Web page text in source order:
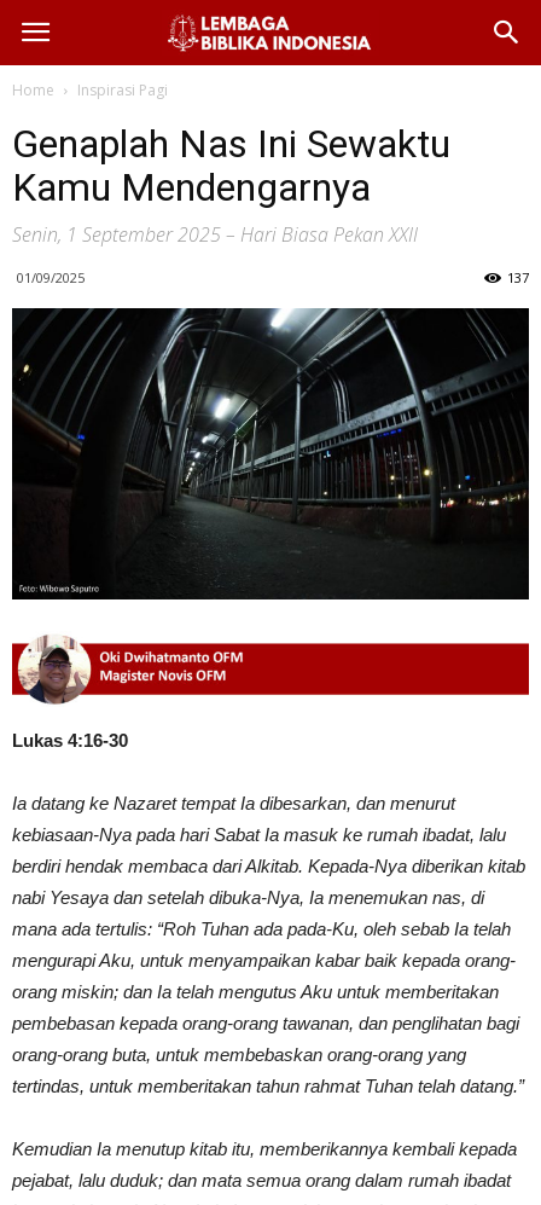
Home Inspirasi Pagi
Genaplah Nas Ini Sewaktu
Kamu Mendengarnya
Senin, 1 September 2025 – Hari Biasa Pekan XXII
01/09/2025 137
Lukas 4:16-30
Ia datang ke Nazaret tempat Ia dibesarkan, dan menurut
kebiasaan-Nya pada hari Sabat Ia masuk ke rumah ibadat, lalu
berdiri hendak membaca dari Alkitab. Kepada-Nya diberikan kitab
nabi Yesaya dan setelah dibuka-Nya, Ia menemukan nas, di
mana ada tertulis: “Roh Tuhan ada pada-Ku, oleh sebab Ia telah
mengurapi Aku, untuk menyampaikan kabar baik kepada orang-
orang miskin; dan Ia telah mengutus Aku untuk memberitakan
pembebasan kepada orang-orang tawanan, dan penglihatan bagi
orang-orang buta, untuk membebaskan orang-orang yang
tertindas, untuk memberitakan tahun rahmat Tuhan telah datang.”
Kemudian Ia menutup kitab itu, memberikannya kembali kepada
pejabat, lalu duduk; dan mata semua orang dalam rumah ibadat